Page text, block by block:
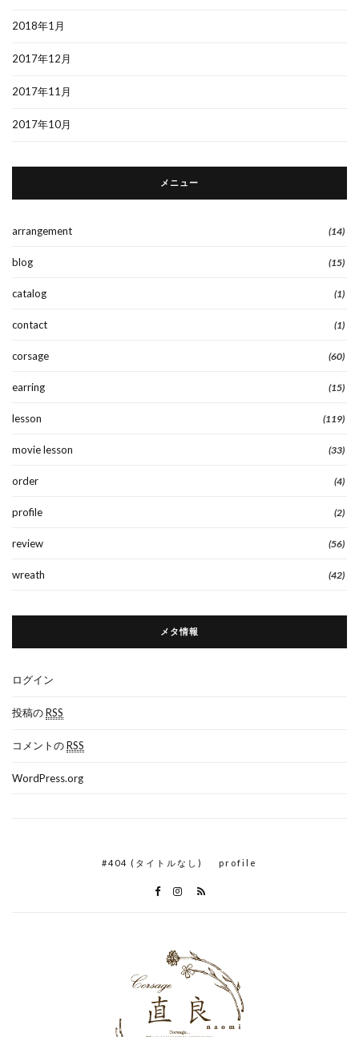
2018年1月
2017年12月
2017年11月
2017年10月
メニュー
arrangement (14)
blog (15)
catalog (1)
contact (1)
corsage (60)
earring (15)
lesson (119)
movie lesson (33)
order (4)
profile (2)
review (56)
wreath (42)
メタ情報
ログイン
投稿のRSS
コメントのRSS
WordPress.org
#404 (タイトルなし) profile